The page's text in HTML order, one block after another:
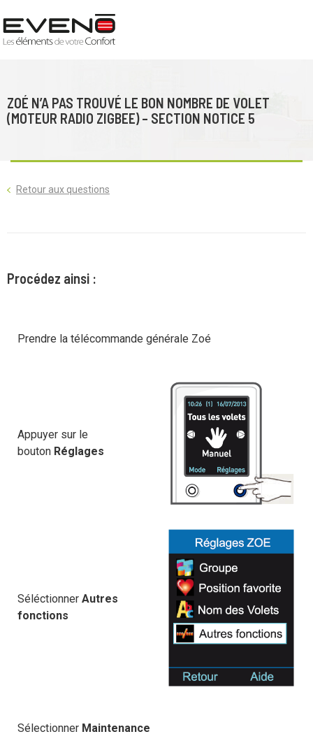
ZOÉ N’A PAS TROUVÉ LE BON NOMBRE DE VOLET
(MOTEUR RADIO ZIGBEE) – SECTION NOTICE 5
Retour aux questions
Procédez ainsi :
Prendre la télécommande générale Zoé
Appuyer sur le
bouton Réglages
Séléctionner Autres
fonctions
Sélectionner Maintenance